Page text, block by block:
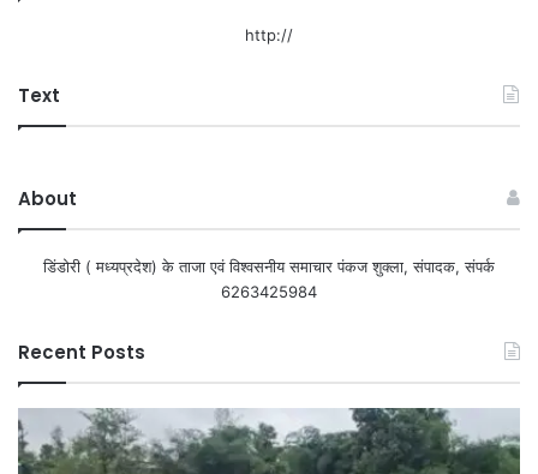
http://
Text
About
डिंडोरी ( मध्यप्रदेश) के ताजा एवं विश्वसनीय समाचार पंकज शुक्ला, संपादक, संपर्क
6263425984
Recent Posts